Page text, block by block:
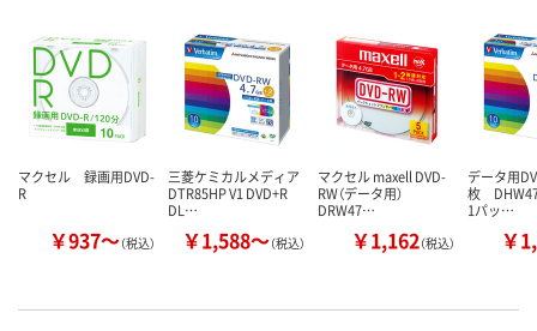
マクセル 録画用DVD-
R
￥937～（税込）
三菱ケミカルメディア
DTR85HP V1 DVD+R
DL…
￥1,588～（税込）
マクセル maxell DVD-
RW（データ用）
DRW47…
￥1,162（税込）
データ用
枚
1パッ…
￥